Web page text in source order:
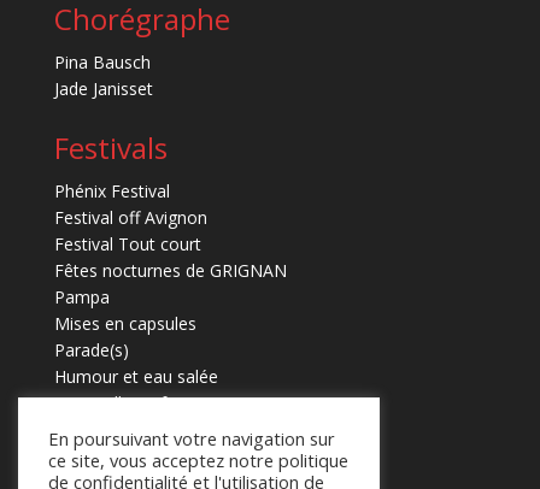
Chorégraphe
Pina Bausch
Jade Janisset
Festivals
Phénix Festival
Festival off Avignon
Festival Tout court
Fêtes nocturnes de GRIGNAN
Pampa
Mises en capsules
Parade(s)
Humour et eau salée
Marmaille en fugues
En poursuivant votre navigation sur
ce site, vous acceptez notre politique
de confidentialité et l'utilisation de